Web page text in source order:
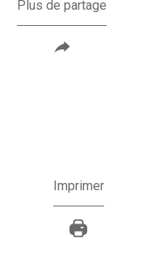
Plus de partage
Imprimer